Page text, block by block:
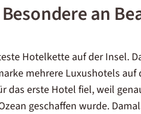
an
Hotelkette auf der Insel.
mehrere Luxushotels
das erste Hotel fiel, weil
geschaffen wurde.